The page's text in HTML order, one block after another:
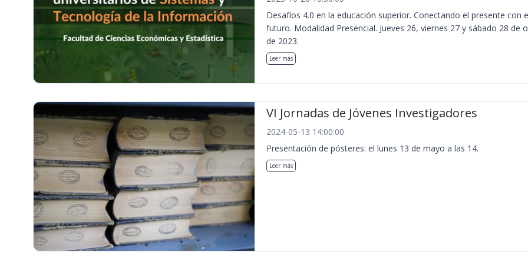
Desafíos 4.0 en la educación superior. Conectando el presente con
futuro. Modalidad Presencial. Jueves 26, viernes 27 y sábado 28 de
de 2023.
Leer más
VI Jornadas de Jóvenes Investigadores
2024-05-13 14:00:00
Presentación de pósteres: el lunes 13 de mayo a las 14.
Leer más